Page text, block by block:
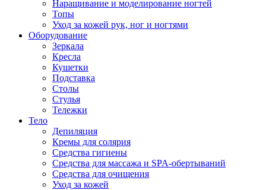
Наращивание и моделирование ногтей
Топы
Уход за кожей рук, ног и ногтями
Оборудование
Зеркала
Кресла
Кушетки
Подставка
Столы
Стулья
Тележки
Тело
Депиляция
Кремы для солярия
Средства гигиены
Средства для массажа и SPA-обертываний
Средства для очищения
Уход за кожей